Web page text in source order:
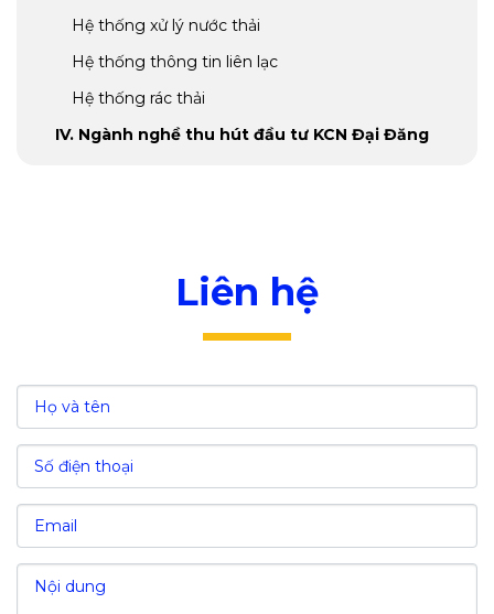
Hệ thống xử lý nước thải
Hệ thống thông tin liên lạc
Hệ thống rác thải
IV. Ngành nghề thu hút đầu tư KCN Đại Đăng
Đối với thuế nhập khẩu
VI. Chi phí đầu tư khu công nghiệp Đại Đăng
VIII. Giá trị kinh tế của khu công nghiệp Đại
Đăng - Bình Dương
Liên hệ